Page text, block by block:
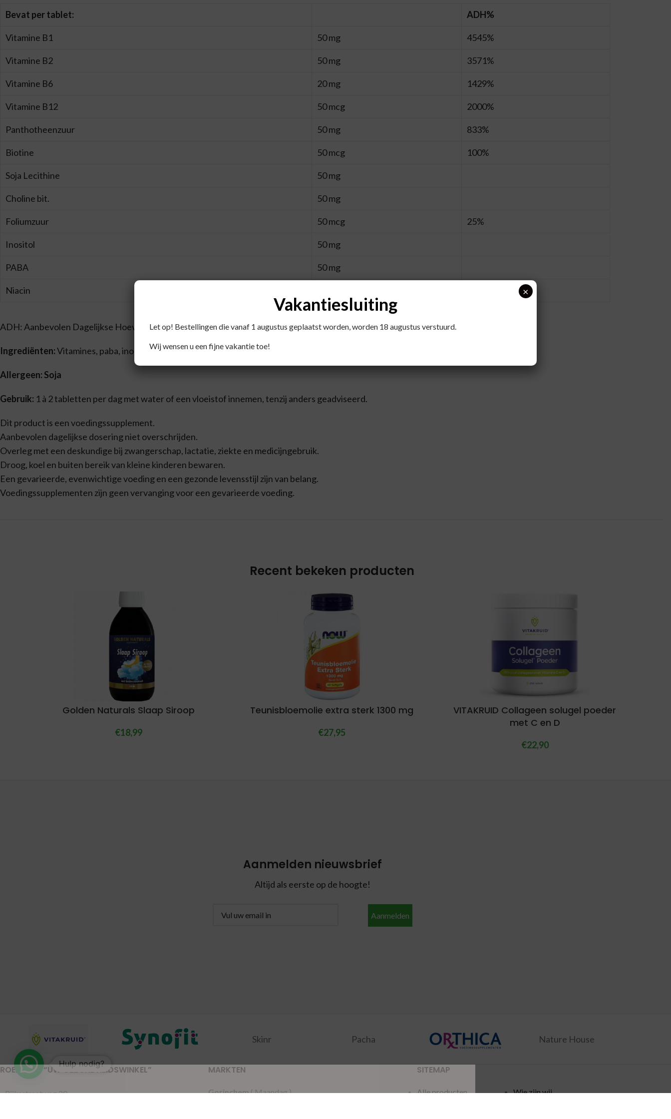
Bevat per tablet: ADH%
Vitamine B1 50 mg 4545%
Vitamine B2 50 mg 3571%
Vitamine B6 20 mg 1429%
Vitamine B12 50 mcg 2000%
Panthotheenzuur 50 mg 833%
Biotine 50 mcg 100%
Soja Lecithine 50 mg
Choline bit. 50 mg
Foliumzuur 50 mcg 25%
Inositol 50 mg
PABA 50 mg
Niacin
ADH: Aanbevolen Dagelijkse Hoeveelheid
Ingrediënten:Vitamines, paba, inositol, choline, bitartaat,sojalecitine, isomalt, cellulose, plantaardig magnesiumstearaat en silica.
Allergeen: Soja
Gebruik: 1 à 2 tabletten per dag met water of een vloeistof innemen, tenzij anders geadviseerd.
Dit product is een voedingssupplement.
Aanbevolen dagelijkse dosering niet overschrijden.
Overleg met een deskundige bij zwangerschap, lactatie, ziekte en medicijngebruik.
Droog, koel en buiten bereik van kleine kinderen bewaren.
Een gevarieerde, evenwichtige voeding en een gezonde levensstijl zijn van belang.
Voedingssupplementen zijn geen vervanging voor een gevarieerde voeding.
Recent bekeken producten
Golden Naturals Slaap Siroop
€18,99
Teunisbloemolie extra sterk 1300 mg
€27,95
VITAKRUID Collageen solugel poeder
met C en D
€22,90
Aanmelden nieuwsbrief
Altijd als eerste op de hoogte!
Aanmelden
Skinr Pacha Nature House
ROELVITAL “UW GEZONDHEIDSWINKEL”
Rijksstraatweg 20
MARKTEN
Gorinchem( Maandag )
SITEMAP
Alle producten
Wie zijn wij
Vakantiesluiting
Let op! Bestellingen die vanaf 1 augustus geplaatst worden, worden 18 augustus verstuurd.
Wij wensen u een fijne vakantie toe!
×
Hulp nodig?